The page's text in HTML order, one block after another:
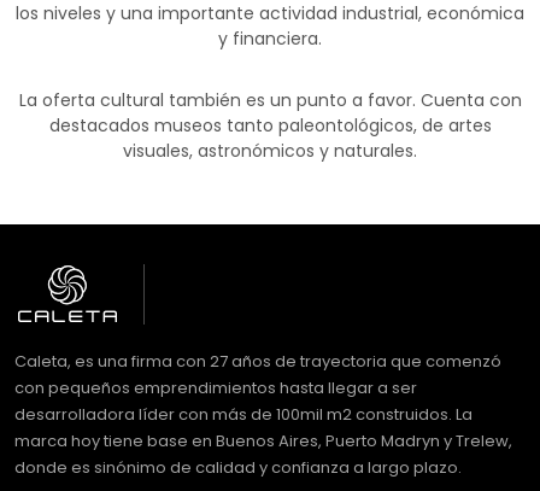
los niveles y una importante actividad industrial, económica
y financiera.
La oferta cultural también es un punto a favor. Cuenta con
destacados museos tanto paleontológicos, de artes
visuales, astronómicos y naturales.
Caleta, es una firma con 27 años de trayectoria que comenzó
con pequeños emprendimientos hasta llegar a ser
desarrolladora líder con más de 100mil m2 construidos. La
marca hoy tiene base en Buenos Aires, Puerto Madryn y Trelew,
donde es sinónimo de calidad y confianza a largo plazo.